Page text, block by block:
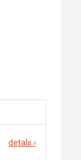
detalii ›